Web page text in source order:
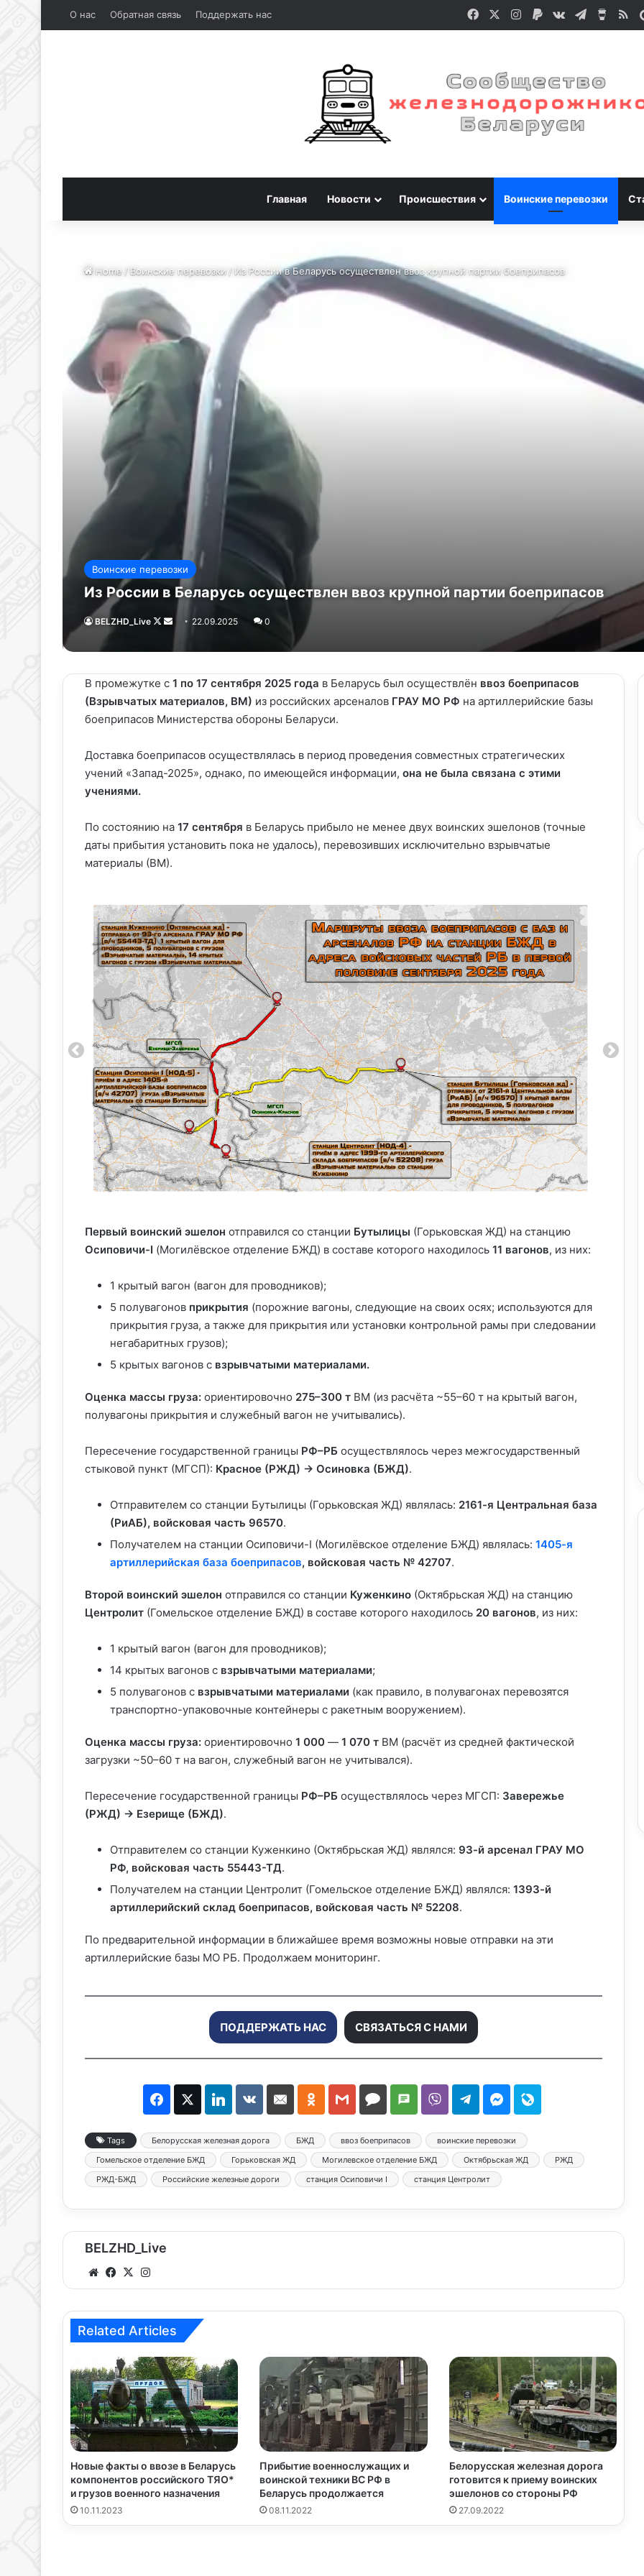
О нас Обратная связь Поддержать нас FacebookInstagram
Paypalvk.com
Telegram
Buy
Главная Новости Происшествия Воинские перевозки
Home/Воинские перевозки/Из России в Беларусь осуществлен ввоз крупной партии боеприпасов
Воинские перевозки
Из России в Беларусь осуществлен ввоз крупной партии боеприпасов
BELZHD_Live
Follow
Send22.09.2025 0
В промежутке с 1 по 17 сентября 2025 года в Беларусь был осуществлён ввоз боеприпасов
(Взрывчатых материалов, ВМ) из российских арсеналов ГРАУ МО РФ на артиллерийские базы
боеприпасов Министерства обороны Беларуси.
Доставка боеприпасов осуществлялась в период проведения совместных стратегических
учений «Запад-2025», однако, по имеющейся информации, она не была связана с этими
учениями.
По состоянию на 17 сентября в Беларусь прибыло не менее двух воинских эшелонов (точные
даты прибытия установить пока не удалось), перевозивших исключительно взрывчатые
материалы (ВМ).
Первый воинский эшелон отправился со станции Бутылицы (Горьковская ЖД) на станцию
Осиповичи-I (Могилёвское отделение БЖД) в составе которого находилось 11 вагонов, из них:
1 крытый вагон (вагон для проводников);
5 полувагонов прикрытия (порожние вагоны, следующие на своих осях; используются для
прикрытия груза, а также для прикрытия или установки контрольной рамы при следовании
негабаритных грузов);
5 крытых вагонов с взрывчатыми материалами.
Оценка массы груза: ориентировочно 275–300 т ВМ (из расчёта ~55–60 т на крытый вагон,
полувагоны прикрытия и служебный вагон не учитывались).
Пересечение государственной границы РФ–РБ осуществлялось через межгосударственный
стыковой пункт (МГСП): Красное (РЖД) → Осиновка (БЖД).
Отправителем со станции Бутылицы (Горьковская ЖД) являлась: 2161-я Центральная база
(РиАБ), войсковая часть 96570.
Получателем на станции Осиповичи-I (Могилёвское отделение БЖД) являлась: 1405-я
артиллерийская база боеприпасов, войсковая часть № 42707.
Второй воинский эшелон отправился со станции Куженкино (Октябрьская ЖД) на станцию
Центролит (Гомельское отделение БЖД) в составе которого находилось 20 вагонов, из них:
1 крытый вагон (вагон для проводников);
14 крытых вагонов с взрывчатыми материалами;
5 полувагонов с взрывчатыми материалами (как правило, в полувагонах перевозятся
транспортно-упаковочные контейнеры с ракетным вооружением).
Оценка массы груза: ориентировочно 1 000 — 1 070 т ВМ (расчёт из средней фактической
загрузки ~50–60 т на вагон, служебный вагон не учитывался).
Пересечение государственной границы РФ–РБ осуществлялось через МГСП: Завережье
(РЖД) → Езерище (БЖД).
Отправителем со станции Куженкино (Октябрьская ЖД) являлся: 93-й арсенал ГРАУ МО
РФ, войсковая часть 55443-ТД.
Получателем на станции Центролит (Гомельское отделение БЖД) являлся: 1393-й
артиллерийский склад боеприпасов, войсковая часть № 52208.
По предварительной информации в ближайшее время возможны новые отправки на эти
артиллерийские базы МО РБ. Продолжаем мониторинг.
ПОДДЕРЖАТЬ НАС СВЯЗАТЬСЯ С НАМИ
Tags Белорусская железная дорога БЖД ввоз боеприпасов
воинские перевозки
Гомельское отделение БЖД
Горьковская ЖД Могилевское отделение БЖД Октябрьская ЖД
РЖД
РЖД-БЖД
Российские железные дороги станция Осиповичи I станция Центролит
BELZHD_Live
We
bsi
Fa
ce
ok
X
tag
m
Related Articles
Новые факты о ввозе в Беларусь
компонентов российского ТЯО*
и грузов военного назначения
10.11.2023
Прибытие военнослужащих и
воинской техники ВС РФ в
Беларусь продолжается
08.11.2022
Белорусская железная дорога
готовится к приему воинских
эшелонов со стороны РФ
27.09.2022